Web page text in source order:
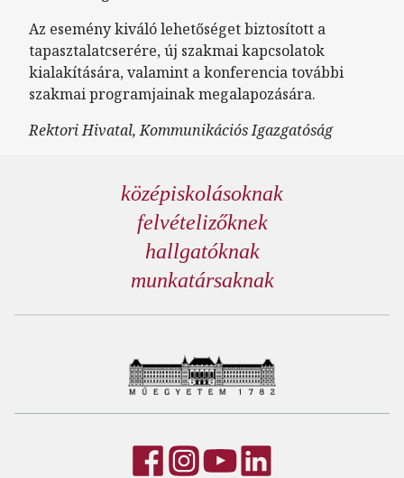
Az esemény kiváló lehetőséget biztosított a
tapasztalatcserére, új szakmai kapcsolatok
kialakítására, valamint a konferencia további
szakmai programjainak megalapozására.
Rektori Hivatal, Kommunikációs Igazgatóság
középiskolásoknak
felvételizőknek
hallgatóknak
munkatársaknak